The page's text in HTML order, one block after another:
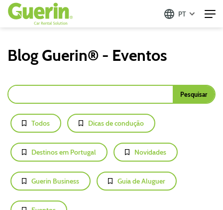
PT
Blog Guerin® - Eventos
Todos Dicas de condução
Destinos em Portugal Novidades
Guerin Business Guia de Aluguer